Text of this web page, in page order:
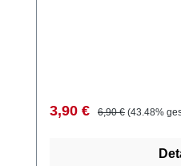
Verkaufspreis:
3,90 € Regulärer Preis:
6,90 € (43.48%